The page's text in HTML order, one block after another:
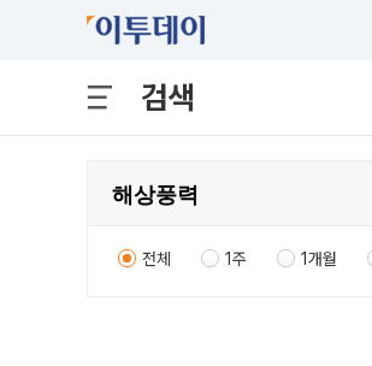
검색
전체 1주 1개월